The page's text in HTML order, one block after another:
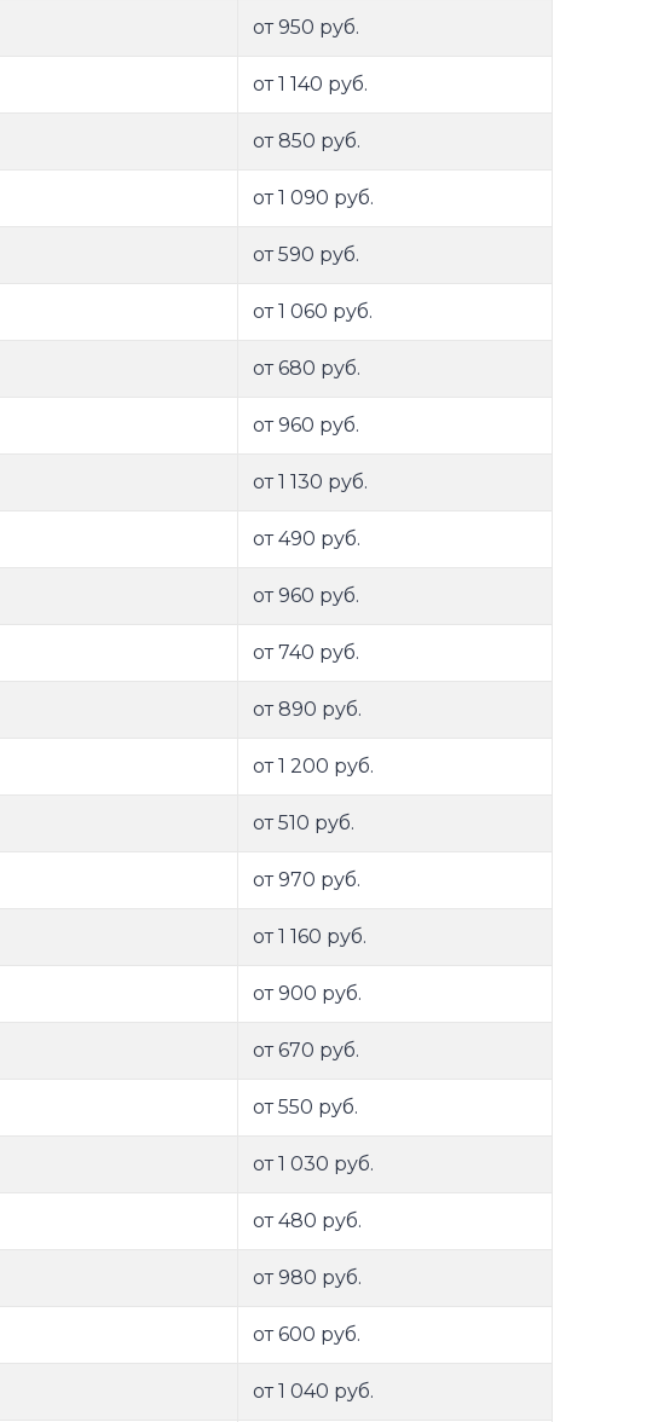
от 950 руб.
от 1 140 руб.
от 850 руб.
от 1 090 руб.
от 590 руб.
от 1 060 руб.
от 680 руб.
от 960 руб.
от 1 130 руб.
от 490 руб.
от 960 руб.
от 740 руб.
от 890 руб.
от 1 200 руб.
от 510 руб.
от 970 руб.
от 1 160 руб.
от 900 руб.
от 670 руб.
от 550 руб.
от 1 030 руб.
от 480 руб.
от 980 руб.
от 600 руб.
от 1 040 руб.